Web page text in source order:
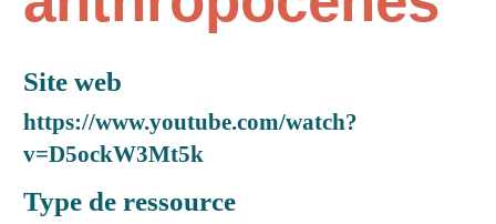
Site web
https://www.youtube.com/watch?
v=D5ockW3Mt5k
Type de ressource